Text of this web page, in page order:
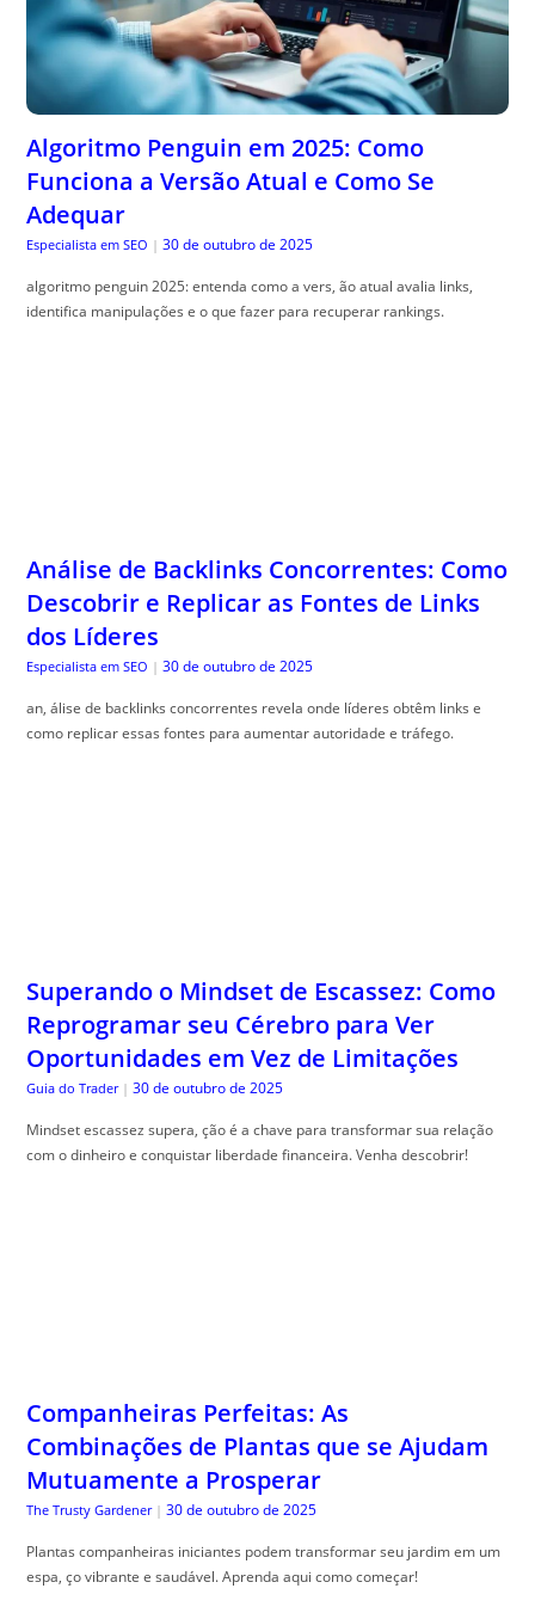
Algoritmo Penguin em 2025: Como
Funciona a Versão Atual e Como Se
Adequar
Especialista em SEO | 30 de outubro de 2025
algoritmo penguin 2025: entenda como a vers, ão atual avalia links,
identifica manipulações e o que fazer para recuperar rankings.
Análise de Backlinks Concorrentes: Como
Descobrir e Replicar as Fontes de Links
dos Líderes
Especialista em SEO | 30 de outubro de 2025
an, álise de backlinks concorrentes revela onde líderes obtêm links e
como replicar essas fontes para aumentar autoridade e tráfego.
Superando o Mindset de Escassez: Como
Reprogramar seu Cérebro para Ver
Oportunidades em Vez de Limitações
Guia do Trader | 30 de outubro de 2025
Mindset escassez supera, ção é a chave para transformar sua relação
com o dinheiro e conquistar liberdade financeira. Venha descobrir!
Companheiras Perfeitas: As
Combinações de Plantas que se Ajudam
Mutuamente a Prosperar
The Trusty Gardener | 30 de outubro de 2025
Plantas companheiras iniciantes podem transformar seu jardim em um
espa, ço vibrante e saudável. Aprenda aqui como começar!